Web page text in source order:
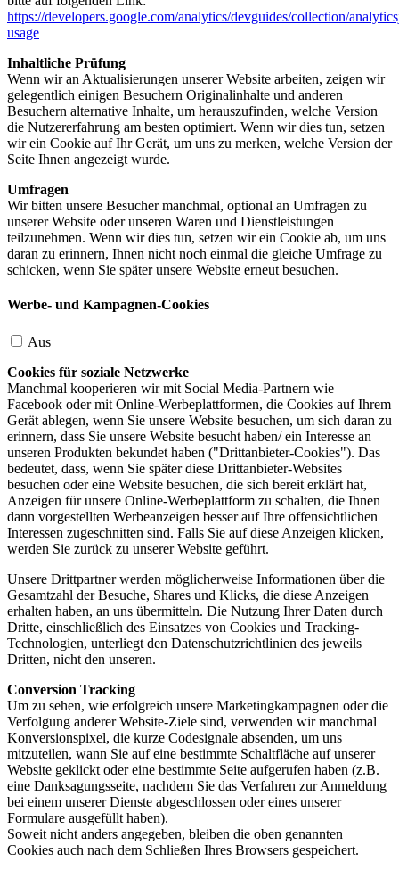
https://developers.google.com/analytics/devguides/collection/
usage
Inhaltliche Prüfung
Wenn wir an Aktualisierungen unserer Website arbeiten, zeigen wir
gelegentlich einigen Besuchern Originalinhalte und anderen
Besuchern alternative Inhalte, um herauszufinden, welche Version
die Nutzererfahrung am besten optimiert. Wenn wir dies tun, setzen
wir ein Cookie auf Ihr Gerät, um uns zu merken, welche Version der
Seite Ihnen angezeigt wurde.
Umfragen
Wir bitten unsere Besucher manchmal, optional an Umfragen zu
unserer Website oder unseren Waren und Dienstleistungen
teilzunehmen. Wenn wir dies tun, setzen wir ein Cookie ab, um uns
daran zu erinnern, Ihnen nicht noch einmal die gleiche Umfrage zu
schicken, wenn Sie später unsere Website erneut besuchen.
Werbe- und Kampagnen-Cookies
Aus
Cookies für soziale Netzwerke
Manchmal kooperieren wir mit Social Media-Partnern wie
Facebook oder mit Online-Werbeplattformen, die Cookies auf Ihrem
Gerät ablegen, wenn Sie unsere Website besuchen, um sich daran zu
erinnern, dass Sie unsere Website besucht haben/ ein Interesse an
unseren Produkten bekundet haben ("Drittanbieter-Cookies"). Das
bedeutet, dass, wenn Sie später diese Drittanbieter-Websites
besuchen oder eine Website besuchen, die sich bereit erklärt hat,
Anzeigen für unsere Online-Werbeplattform zu schalten, die Ihnen
dann vorgestellten Werbeanzeigen besser auf Ihre offensichtlichen
Interessen zugeschnitten sind. Falls Sie auf diese Anzeigen klicken,
werden Sie zurück zu unserer Website geführt.
Unsere Drittpartner werden möglicherweise Informationen über die
Gesamtzahl der Besuche, Shares und Klicks, die diese Anzeigen
erhalten haben, an uns übermitteln. Die Nutzung Ihrer Daten durch
Dritte, einschließlich des Einsatzes von Cookies und Tracking-
Technologien, unterliegt den Datenschutzrichtlinien des jeweils
Dritten, nicht den unseren.
Conversion Tracking
Um zu sehen, wie erfolgreich unsere Marketingkampagnen oder die
Verfolgung anderer Website-Ziele sind, verwenden wir manchmal
Konversionspixel, die kurze Codesignale absenden, um uns
mitzuteilen, wann Sie auf eine bestimmte Schaltfläche auf unserer
Website geklickt oder eine bestimmte Seite aufgerufen haben (z.B.
eine Danksagungsseite, nachdem Sie das Verfahren zur Anmeldung
bei einem unserer Dienste abgeschlossen oder eines unserer
Formulare ausgefüllt haben).
Soweit nicht anders angegeben, bleiben die oben genannten
Cookies auch nach dem Schließen Ihres Browsers gespeichert.